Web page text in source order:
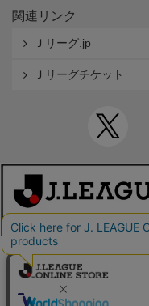
関連リンク
Ｊリーグ.jp
Ｊリーグチケット
本サイトで使用している文
© JAPAN PROFESSIONAL